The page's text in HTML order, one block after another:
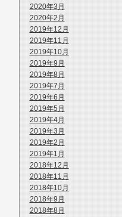
2020年3月
2020年2月
2019年12月
2019年11月
2019年10月
2019年9月
2019年8月
2019年7月
2019年6月
2019年5月
2019年4月
2019年3月
2019年2月
2019年1月
2018年12月
2018年11月
2018年10月
2018年9月
2018年8月